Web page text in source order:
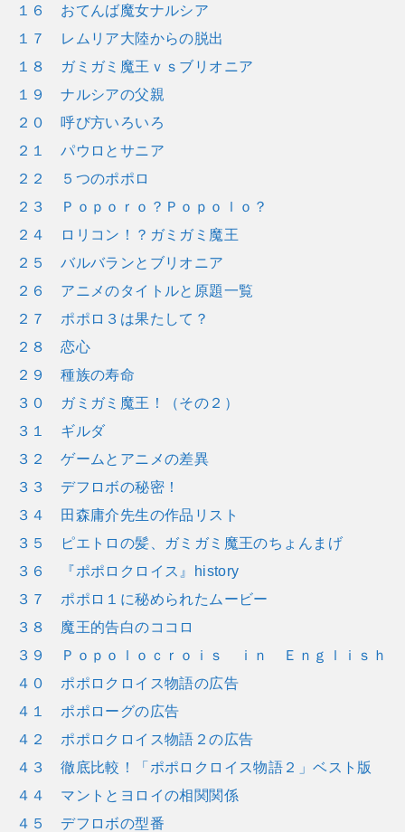
１６ おてんば魔女ナルシア
１７ レムリア大陸からの脱出
１８ ガミガミ魔王ｖｓブリオニア
１９ ナルシアの父親
２０ 呼び方いろいろ
２１ パウロとサニア
２２ ５つのポポロ
２３ Ｐｏｐｏｒｏ？Ｐｏｐｏｌｏ？
２４ ロリコン！？ガミガミ魔王
２５ バルバランとブリオニア
２６ アニメのタイトルと原題一覧
２７ ポポロ３は果たして？
２８ 恋心
２９ 種族の寿命
３０ ガミガミ魔王！（その２）
３１ ギルダ
３２ ゲームとアニメの差異
３３ デフロボの秘密！
３４ 田森庸介先生の作品リスト
３５ ピエトロの髪、ガミガミ魔王のちょんまげ
３６ 『ポポロクロイス』history
３７ ポポロ１に秘められたムービー
３８ 魔王的告白のココロ
３９ Ｐｏｐｏｌｏｃｒｏｉｓ ｉｎ Ｅｎｇｌｉｓｈ
４０ ポポロクロイス物語の広告
４１ ポポローグの広告
４２ ポポロクロイス物語２の広告
４３ 徹底比較！「ポポロクロイス物語２」ベスト版
４４ マントとヨロイの相関関係
４５ デフロボの型番